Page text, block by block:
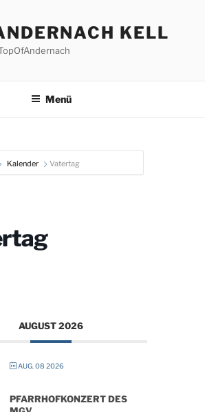
KELL
Menü
Kalender Vatertag
AUGUST 2026
AUG. 08 2026
PFARRHOFKONZERT DES